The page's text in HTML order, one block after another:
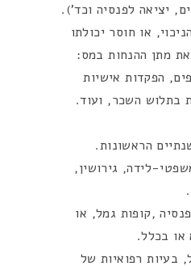
יציאה לפנסיה וכד’).
או חוסר יכולתו
מתן ההנחות במס:
הפקדות אישיות
בתלוש השכר, ועוד.
הראשונות.
לידה, גירושין,
,קופות גמל, או
בכלל.
בעיות רפואיות של